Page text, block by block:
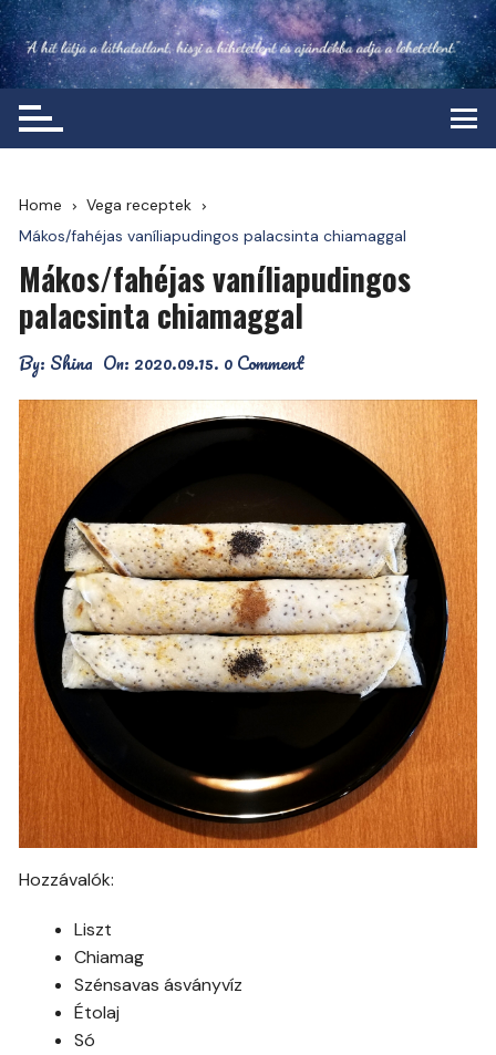
Skip
to
content
Home
Vega receptek
Mákos/fahéjas vaníliapudingos palacsinta chiamaggal
Mákos/fahéjas vaníliapudingos
palacsinta chiamaggal
By: Shina On: 2020.09.15. 0 Comment
Hozzávalók:
Liszt
Chiamag
Szénsavas ásványvíz
Étolaj
Só